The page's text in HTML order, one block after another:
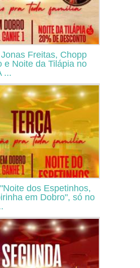
Freitas, Chopp
e Noite da Tilápia no
...
dos Espetinhos,
em Dobro", só no